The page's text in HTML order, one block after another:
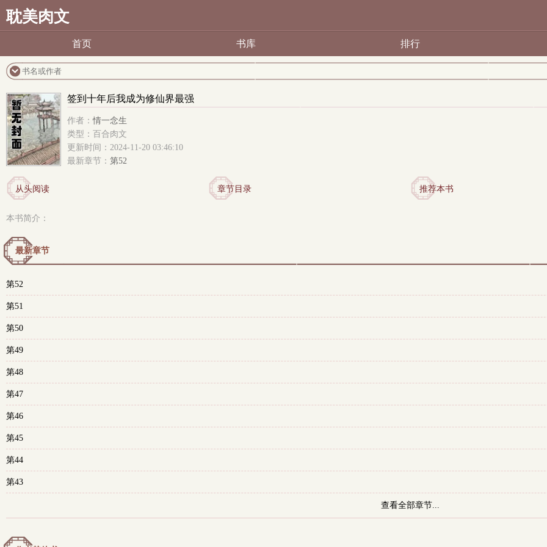
耽美肉文
首页 书库 排行
签到十年后我成为修仙界最强
作者：情一念生
类型：百合肉文
更新时间：2024-11-20 03:46:10
最新章节： 第52
从头阅读 章节目录 推荐本书
本书简介：
最新章节
第52
第51
第50
第49
第48
第47
第46
第45
第44
第43
查看全部章节...